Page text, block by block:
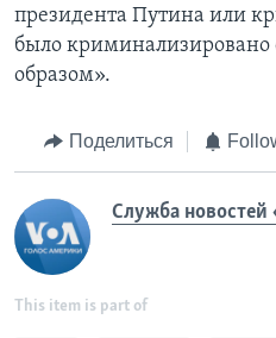
президента Путина или
было
образом».
Поделиться
Служба новостей
This item is part of